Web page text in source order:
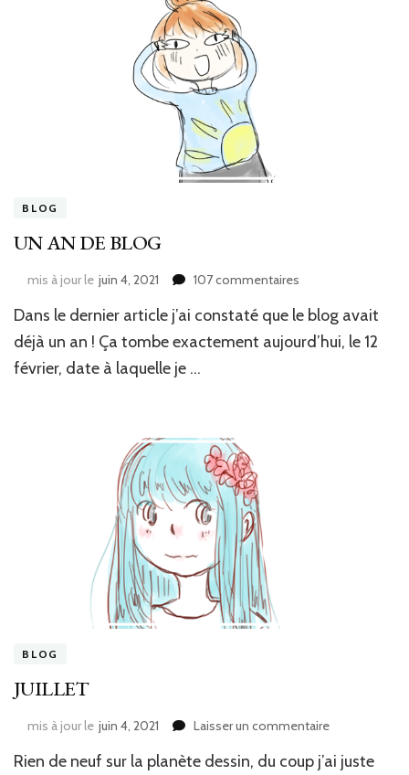
BLOG
UN AN DE BLOG
mis à jour le juin 4, 2021 107 commentaires
AN
DE
Dans le dernier article j’ai constaté que le blog avait
déjà un an ! Ça tombe exactement aujourd’hui, le 12
février, date à laquelle je …
BLOG
JUILLET
mis à jour le juin 4, 2021 Laisser un commentairesur
Rien de neuf sur la planète dessin, du coup j’ai juste